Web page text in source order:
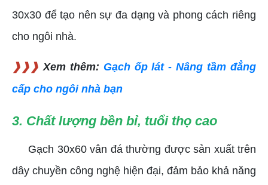
30x30 để tạo nên sự đa dạng và phong cách riêng
cho ngôi nhà.
❱❱❱ Xem thêm: Gạch ốp lát - Nâng tầm đẳng
cấp cho ngôi nhà bạn
3. Chất lượng bền bỉ, tuổi thọ cao
Gạch 30x60 vân đá thường được sản xuất trên
dây chuyền công nghệ hiện đại, đảm bảo khả năng